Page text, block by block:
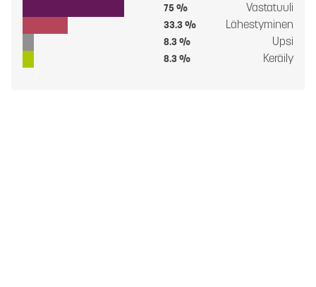
75 % Vastatuuli
33.3 % Lähestyminen
8.3 % Upsi
8.3 % Keräily